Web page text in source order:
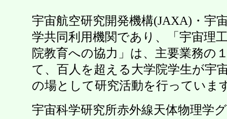
宇宙航空研究開発機構(JAXA)・宇
学共同利用機関であり、「宇宙理
院教育への協力」は、主要業務の
て、百人を超える大学院学生が宇
の場として研究活動を行っていま
宇宙科学研究所赤外線天体物理学